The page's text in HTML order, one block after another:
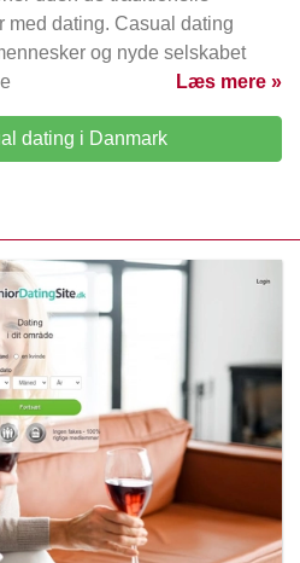
med dating. Casual dating
og nyde selskabet
Læs mere »
dating i Danmark